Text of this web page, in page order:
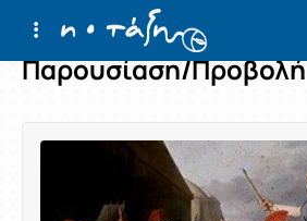
Παρουσίαση/Προβολή